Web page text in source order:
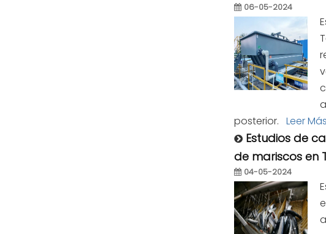
06-05-2024
posterior. Leer
Estudios de
de mariscos en
04-05-2024